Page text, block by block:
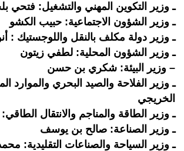
ـ وزير التكوين المهني والتشغيل: فتحي
ـ وزير الشؤون الاجتماعية: حبيب الكشو
ـ وزير دولة مكلف بالنقل واللوجستيك :
ـ وزير الشؤون المحلية: لطفي زيتون
– وزير البيئة: شكري بن حسن
ـ وزير الفلاحة والصيد البحري والموارد
الخريجي
ـ وزير الطاقة والمناجم والانتقال
ـ وزير الصناعة: صالح بن يوسف
ـ وزير السياحة والصناعات التقليدية: